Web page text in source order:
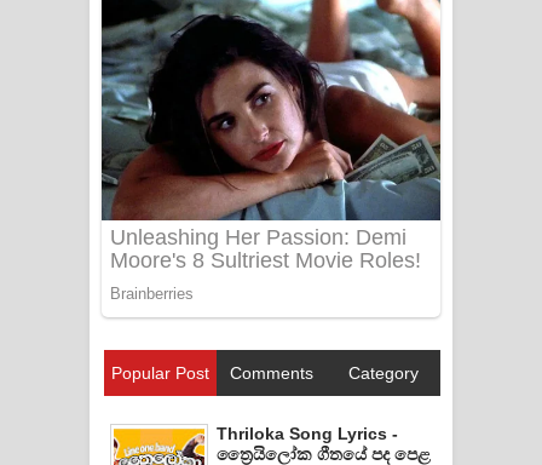
Popular Post Comments Category
Thriloka Song Lyrics -
ත්‍රෛයිලෝක ගීතයේ පද පෙළ